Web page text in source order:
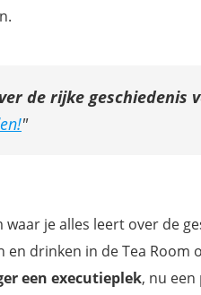
de rijke geschiedenis
je alles leert over de
en drinken in de Tea
een executieplek, nu een